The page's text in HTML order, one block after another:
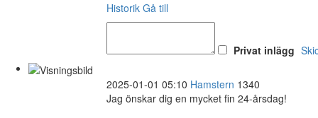
Historik Gå till
Privat inlägg
2025-01-01 05:10 Hamstern 1340
Jag önskar dig en mycket fin 24-årsdag!